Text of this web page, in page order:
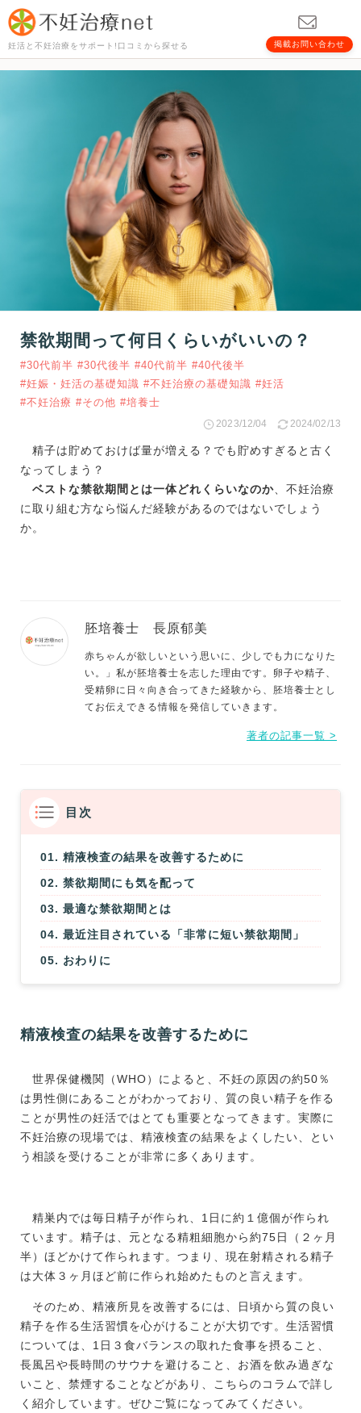
妊活と不妊治療をサポート!口コミから探せる 掲載お問い合わせ
禁欲期間って何日くらいがいいの？
#30代前半 #30代後半 #40代前半 #40代後半
#妊娠・妊活の基礎知識 #不妊治療の基礎知識 #妊活
#不妊治療 #その他 #培養士
2023/12/04 2024/02/13
精子は貯めておけば量が増える？でも貯めすぎると古く
なってしまう？
ベストな禁欲期間とは一体どれくらいなのか、不妊治療
に取り組む方なら悩んだ経験があるのではないでしょう
か。
胚培養士 長原郁美
赤ちゃんが欲しいという思いに、少しでも力になりた
い。」私が胚培養士を志した理由です。卵子や精子、
受精卵に日々向き合ってきた経験から、胚培養士とし
てお伝えできる情報を発信していきます。
著者の記事一覧 >
目次
精液検査の結果を改善するために
禁欲期間にも気を配って
最適な禁欲期間とは
最近注目されている「非常に短い禁欲期間」
おわりに
精液検査の結果を改善するために
世界保健機関（WHO）によると、不妊の原因の約50％
は男性側にあることがわかっており、質の良い精子を作る
ことが男性の妊活ではとても重要となってきます。実際に
不妊治療の現場では、精液検査の結果をよくしたい、とい
う相談を受けることが非常に多くあります。
精巣内では毎日精子が作られ、1日に約１億個が作られ
ています。精子は、元となる精粗細胞から約75日（２ヶ月
半）ほどかけて作られます。つまり、現在射精される精子
は大体３ヶ月ほど前に作られ始めたものと言えます。
そのため、精液所見を改善するには、日頃から質の良い
精子を作る生活習慣を心がけることが大切です。生活習慣
については、1日３食バランスの取れた食事を摂ること、
長風呂や長時間のサウナを避けること、お酒を飲み過ぎな
いこと、禁煙することなどがあり、こちらのコラムで詳し
く紹介しています。ぜひご覧になってみてください。